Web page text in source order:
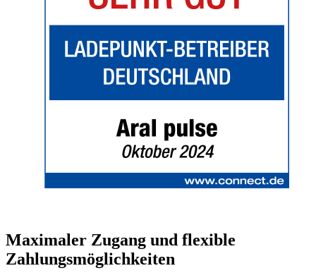
Maximaler Zugang und flexible
Zahlungsmöglichkeiten